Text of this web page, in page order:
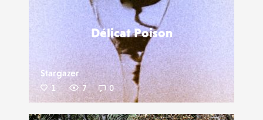
Délicat Poison
Stargazer
1 7 0